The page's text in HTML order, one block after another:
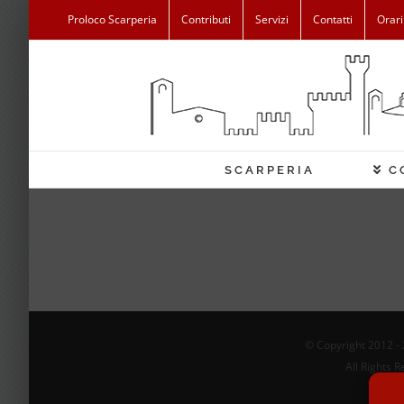
Proloco Scarperia Contributi Servizi Contatti
SCARPERIA
© Copyright 2012 -
All Rights